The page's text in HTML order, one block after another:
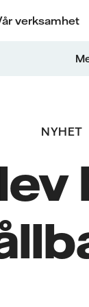
verksamhet
NYHET